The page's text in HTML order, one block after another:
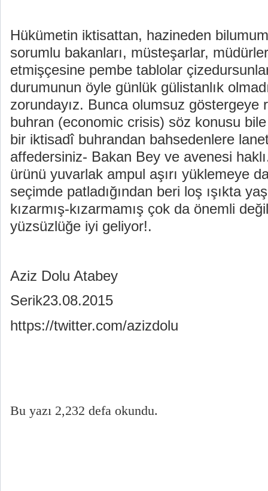
Hükümetin iktisattan, hazineden
sorumlu bakanları, müsteşarlar,
etmişçesine pembe tablolar
durumunun öyle günlük gülistanlık
zorundayız. Bunca olumsuz göstergeye
buhran (economic crisis) söz konusu
bir iktisadî buhrandan bahsedenlere
affedersiniz- Bakan Bey ve avenesi
ürünü yuvarlak ampul aşırı yüklemeye
seçimde patladığından beri loş ışıkta
kızarmış-kızarmamış çok da önemli
yüzsüzlüğe iyi geliyor!.
Aziz Dolu Atabey
Serik23.08.2015
https://twitter.com/azizdolu
Bu yazı 2,232 defa okundu.